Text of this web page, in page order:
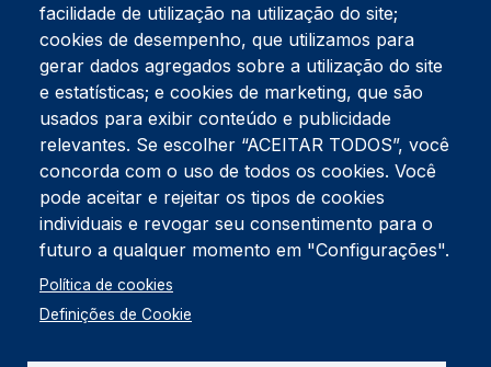
Tel:234 390 100Fax:234 390 100
Endereço Postal
Apartado 42
Rua Gil Eanes 31
3834-908 Gafanha da Nazaré
Estúdios
Rua Prior Guerra
Edifício do Centro Cultural da Gafanha da Nazaré
3830-556 Gafanha da Nazaré
Rodapé
Cookies
Política de Privacidade
facilidade de utilização na utilização do site;
cookies de desempenho, que utilizamos para
gerar dados agregados sobre a utilização do site
e estatísticas; e cookies de marketing, que são
usados para exibir conteúdo e publicidade
relevantes. Se escolher “ACEITAR TODOS”, você
concorda com o uso de todos os cookies. Você
pode aceitar e rejeitar os tipos de cookies
individuais e revogar seu consentimento para o
futuro a qualquer momento em "Configurações".
Política de cookies
Definições de Cookie